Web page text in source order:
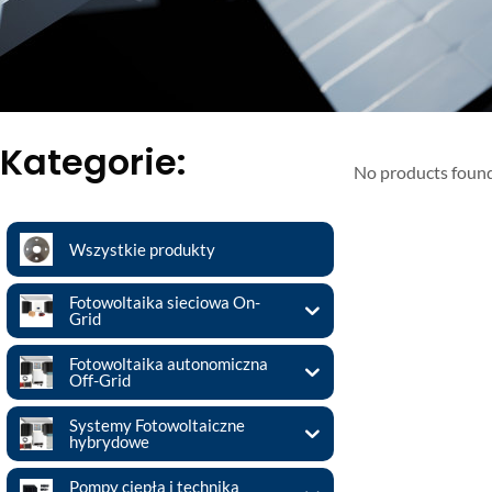
Kategorie:
Wszystkie produkty
Fotowoltaika sieciowa On-
Grid
Fotowoltaika autonomiczna
Off-Grid
Systemy Fotowoltaiczne
hybrydowe
Pompy ciepła i technika
No products